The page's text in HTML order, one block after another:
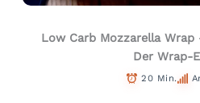
Low Carb Mozzarella
Der Wrap-
20 Min.